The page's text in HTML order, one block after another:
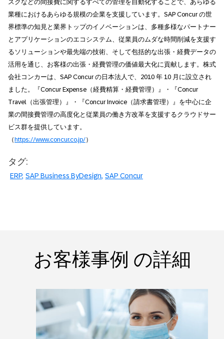
スクなどの間接費に関するすべての管理を自動化することで、あらゆる
業種におけるあらゆる規模の企業を支援しています。SAP Concur の世
界標準の知見と業界トップのイノベーションは、多種多様なパートナー
とアプリケーションのエコシステム、従業員のムダな時間削減を支援す
るソリューションや最先端の技術、そして包括的な出張・経費データの
活用を通じ、お客様の出張・経費管理の価値最大化に貢献します。株式
会社コンカーは、SAP Concur の日本法人で、2010 年 10 月に設立され
ました。『Concur Expense（経費精算・経費管理）』・『Concur
Travel（出張管理）』・『Concur Invoice（請求書管理）』を中心に企
業の間接費管理の高度化と従業員の働き方改革を支援するクラウドサー
ビス群を提供しています。
（https://www.concur.co.jp/）
タグ:
ERP SAP Business ByDesign SAP Concur
お客様事例 の詳細